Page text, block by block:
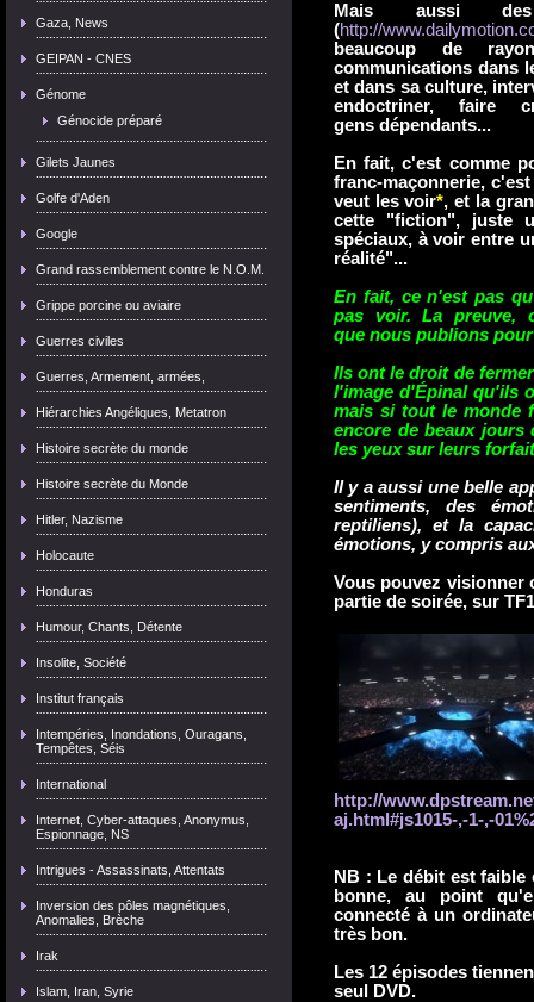
Gaza, News
GEIPAN - CNES
Génome
Génocide préparé
Gilets Jaunes
Golfe d'Aden
Google
Grand rassemblement contre le N.O.M.
Grippe porcine ou aviaire
Guerres civiles
Guerres, Armement, armées,
Hiérarchies Angéliques, Metatron
Histoire secrète du monde
Histoire secrète du Monde
Hitler, Nazisme
Holocaute
Honduras
Humour, Chants, Détente
Insolite, Société
Institut français
Intempéries, Inondations, Ouragans,
Tempêtes, Séis
International
Internet, Cyber-attaques, Anonymus,
Espionnage, NS
Intrigues - Assassinats, Attentats
Inversion des pôles magnétiques,
Anomalies, Brèche
Irak
Islam, Iran, Syrie
Mais aussi
(http://
beaucoup de
communications dans
et dans sa culture,
endoctriner, faire
gens dépendants...
En fait, c'est comme
franc-maçonnerie,
veut les voir*, et la
cette "fiction", juste
spéciaux, à voir entre
réalité"...
En fait, ce n'est pas
pas voir. La preuve,
que nous publions
Ils ont le droit de
l'image d'Épinal qu'ils
mais si tout le monde
encore de beaux jours
les yeux sur leurs
Il y a aussi une belle
sentiments, des
reptiliens), et la
émotions, y compris
Vous pouvez visionner
partie de soirée, sur
http://
aj.html#js1015-,-1-,-
NB : Le débit est faible
bonne, au point
connecté à un
très bon.
Les 12 épisodes
seul DVD.